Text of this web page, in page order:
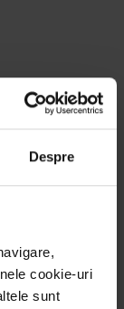
Despre
cookie-uri
sunt
Și gust.